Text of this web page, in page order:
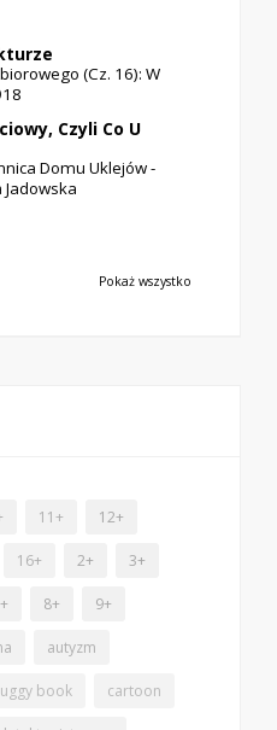
(cz. 16): W
Czyli Co U
Domu Uklejów -
Jadowska
Pokaż wszystko
11+ 12+
16+ 2+ 3+
8+ 9+
autyzm
book cartoon